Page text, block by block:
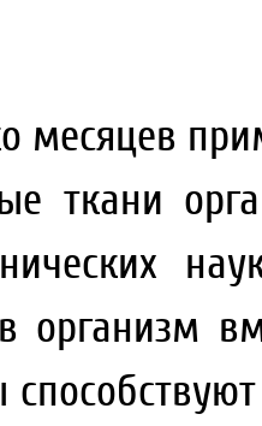
месяцев
ткани
организм